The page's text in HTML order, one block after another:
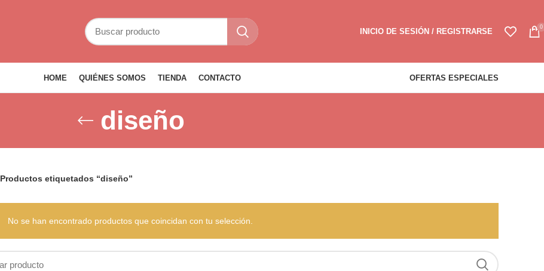
INICIO DE SESIÓN / REGISTRARSE
0
HOME QUIÉNES SOMOS TIENDA CONTACTO OFERTAS ESPECIALES
diseño
Productos etiquetados “diseño”
No se han encontrado productos que coincidan con tu selección.